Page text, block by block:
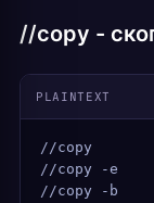
//copy -
PLAINTEXT
//copy
//copy -e
//copy -b